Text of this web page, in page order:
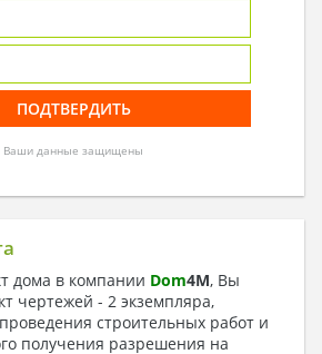
Ваши данные защищены
дома в компании Dom4M, Вы
чертежей - 2 экземпляра,
строительных работ и
получения разрешения на